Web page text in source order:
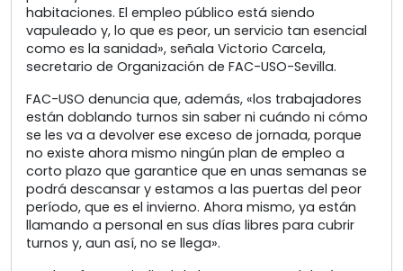
habitaciones. El empleo público está siendo
vapuleado y, lo que es peor, un servicio tan esencial
como es la sanidad», señala Victorio Carcela,
secretario de Organización de FAC-USO-Sevilla.
FAC-USO denuncia que, además, «los trabajadores
están doblando turnos sin saber ni cuándo ni cómo
se les va a devolver ese exceso de jornada, porque
no existe ahora mismo ningún plan de empleo a
corto plazo que garantice que en unas semanas se
podrá descansar y estamos a las puertas del peor
período, que es el invierno. Ahora mismo, ya están
llamando a personal en sus días libres para cubrir
turnos y, aun así, no se llega».